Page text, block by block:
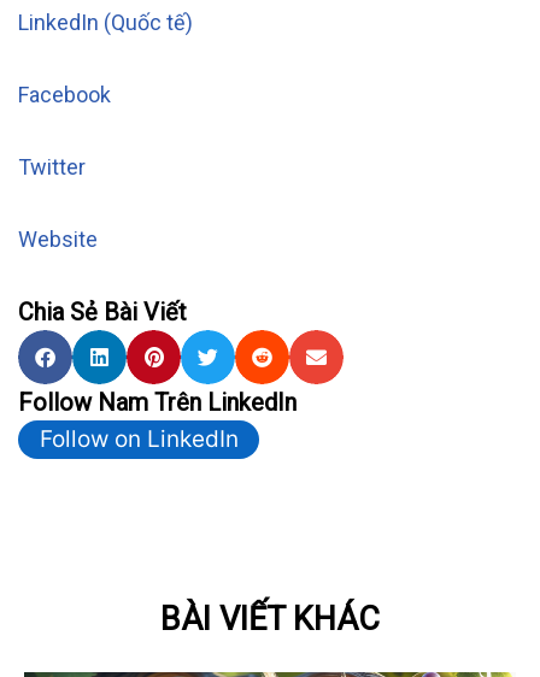
LinkedIn (Quốc tế)
Facebook
Twitter
Website
Chia Sẻ Bài Viết
Follow Nam Trên LinkedIn
Follow on LinkedIn
BÀI VIẾT KHÁC